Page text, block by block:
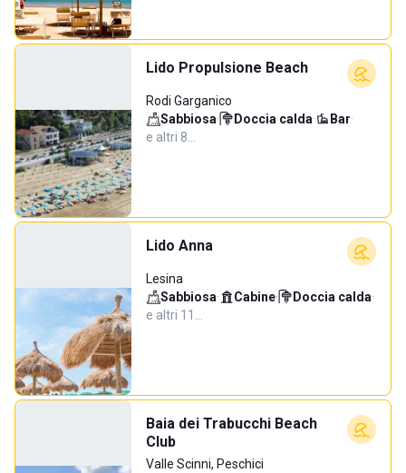
Lido Propulsione Beach
Rodi Garganico
Sabbiosa· Doccia calda· Bar·
e altri 8…
Lido Anna
Lesina
Sabbiosa· Cabine· Doccia calda·
e altri 11…
Baia dei Trabucchi Beach
Club
Valle Scinni, Peschici